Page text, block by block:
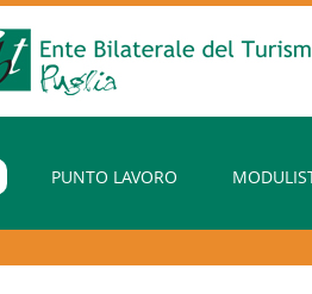
PUNTO LAVORO